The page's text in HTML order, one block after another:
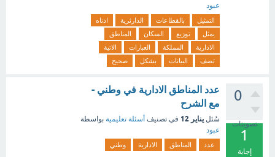
عبود
التمثيل بالقطاعات الدارئرية
ادناه
يمثل
توزيع السكان
المناطق
الادارية
المملكة العبارات
الاتية
تصف
البيانات بشكل صحيح
0
تصويتات
1
إجابة
عدد المناطق الادارية في وطني -
مع الشرح
سُئل يناير 12 في تصنيف أسئلة تعليمية بواسطة
عبود
عدد المناطق الادارية وطني